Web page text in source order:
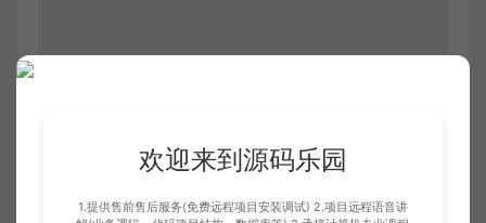
欢迎来到源码乐园
1.提供售前售后服务(免费远程项目安装调试) 2.项目远程语音讲